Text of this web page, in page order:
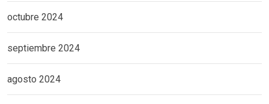
octubre 2024
septiembre 2024
agosto 2024